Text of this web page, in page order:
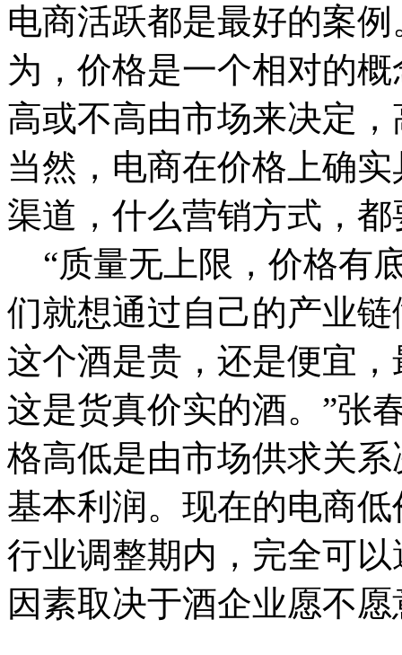
电商活跃都是最好的案例
为，价格是一个相对的
高或不高由市场来决定
当然，电商在价格上确
渠道，什么营销方式，
“质量无上限，价格有
们就想通过自己的产业
这个酒是贵，还是便宜
这是货真价实的酒。”张
格高低是由市场供求关
基本利润。 现在的电商
行业调整期内，完全可
因素取决于酒企业愿不